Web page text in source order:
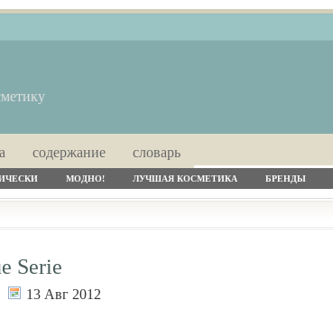
содержание словарь
МОДНО! ЛУЧШАЯ КОСМЕТИКА БРЕНДЫ
Serie
13 Авг 2012